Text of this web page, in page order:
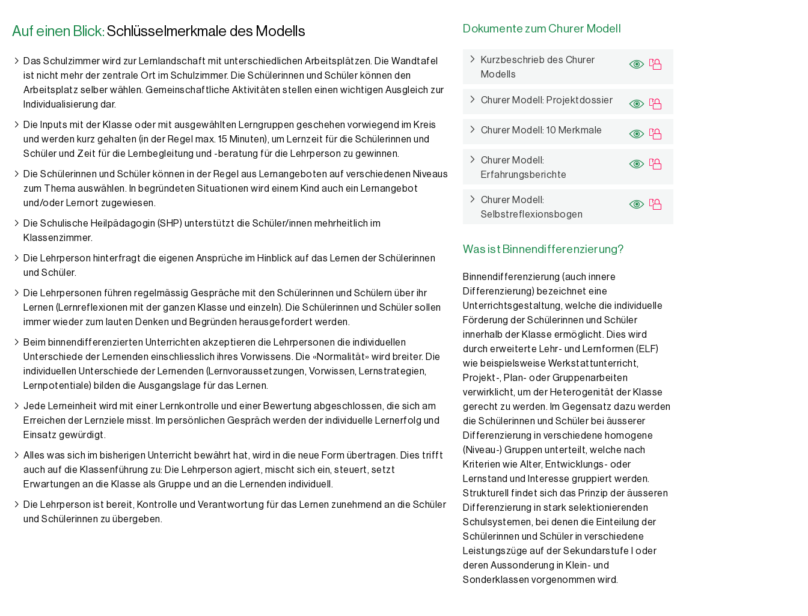
Auf einen Blick: Schlüsselmerkmale des Modells
Das Schulzimmer wird zur Lernlandschaft mit unterschiedlichen Arbeitsplätzen. Die Wandtafel
ist nicht mehr der zentrale Ort im Schulzimmer. Die Schülerinnen und Schüler können den
Arbeitsplatz selber wählen. Gemeinschaftliche Aktivitäten stellen einen wichtigen Ausgleich zur
Individualisierung dar.
Die Inputs mit der Klasse oder mit ausgewählten Lerngruppen geschehen vorwiegend im Kreis
und werden kurz gehalten (in der Regel max. 15 Minuten), um Lernzeit für die Schülerinnen und
Schüler und Zeit für die Lernbegleitung und -beratung für die Lehrperson zu gewinnen.
Die Schülerinnen und Schüler können in der Regel aus Lernangeboten auf verschiedenen Niveaus
zum Thema auswählen. In begründeten Situationen wird einem Kind auch ein Lernangebot
und/oder Lernort zugewiesen.
Die Schulische Heilpädagogin (SHP) unterstützt die Schüler/innen mehrheitlich im
Klassenzimmer.
Die Lehrperson hinterfragt die eigenen Ansprüche im Hinblick auf das Lernen der Schülerinnen
und Schüler.
Die Lehrpersonen führen regelmässig Gespräche mit den Schülerinnen und Schülern über ihr
Lernen (Lernreflexionen mit der ganzen Klasse und einzeln). Die Schülerinnen und Schüler sollen
immer wieder zum lauten Denken und Begründen herausgefordert werden.
Beim binnendifferenzierten Unterrichten akzeptieren die Lehrpersonen die individuellen
Unterschiede der Lernenden einschliesslich ihres Vorwissens. Die «Normalität» wird breiter. Die
individuellen Unterschiede der Lernenden (Lernvoraussetzungen, Vorwissen, Lernstrategien,
Lernpotentiale) bilden die Ausgangslage für das Lernen.
Jede Lerneinheit wird mit einer Lernkontrolle und einer Bewertung abgeschlossen, die sich am
Erreichen der Lernziele misst. Im persönlichen Gespräch werden der individuelle Lernerfolg und
Einsatz gewürdigt.
Alles was sich im bisherigen Unterricht bewährt hat, wird in die neue Form übertragen. Dies trifft
auch auf die Klassenführung zu: Die Lehrperson agiert, mischt sich ein, steuert, setzt
Erwartungen an die Klasse als Gruppe und an die Lernenden individuell.
Die Lehrperson ist bereit, Kontrolle und Verantwortung für das Lernen zunehmend an die Schüler
und Schülerinnen zu übergeben.
Dokumente zum Churer Modell
Kurzbeschrieb des Churer
Modells
Churer Modell: Projektdossier
Churer Modell: 10 Merkmale
Churer Modell:
Erfahrungsberichte
Churer Modell:
Selbstreflexionsbogen
Was ist Binnendifferenzierung?
Binnendifferenzierung (auch innere
Differenzierung) bezeichnet eine
Unterrichtsgestaltung, welche die individuelle
Förderung der Schülerinnen und Schüler
innerhalb der Klasse ermöglicht. Dies wird
durch erweiterte Lehr- und Lernformen (ELF)
wie beispielsweise Werkstattunterricht,
Projekt-, Plan- oder Gruppenarbeiten
verwirklicht, um der Heterogenität der Klasse
gerecht zu werden. Im Gegensatz dazu werden
die Schülerinnen und Schüler bei äusserer
Differenzierung in verschiedene homogene
(Niveau-) Gruppen unterteilt, welche nach
Kriterien wie Alter, Entwicklungs- oder
Lernstand und Interesse gruppiert werden.
Strukturell findet sich das Prinzip der äusseren
Differenzierung in stark selektionierenden
Schulsystemen, bei denen die Einteilung der
Schülerinnen und Schüler in verschiedene
Leistungszüge auf der Sekundarstufe I oder
deren Aussonderung in Klein- und
Sonderklassen vorgenommen wird.